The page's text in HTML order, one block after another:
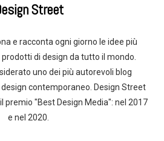
Street
e racconta ogni giorno le idee più
di design da tutto il mondo.
uno dei più autorevoli blog
contemporaneo. Design Street
premio "Best Design Media": nel 2017
e nel 2020.